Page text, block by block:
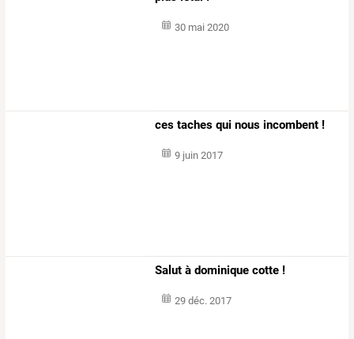
30 mai 2020
ces taches qui nous incombent !
9 juin 2017
Salut à dominique cotte ! ​​​​​​​
29 déc. 2017